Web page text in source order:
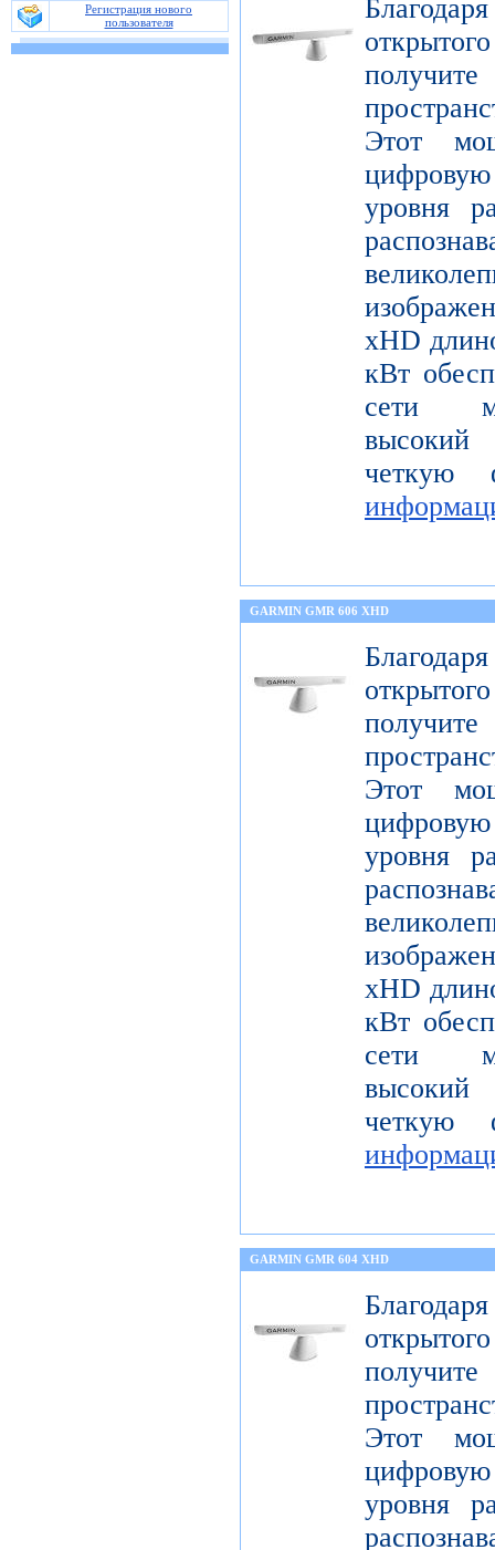
Регистрация нового
пользователя
Этот
уровня
xHD
кВт
сети
высокий
четкую
GARMIN GMR 606 XHD
Этот
уровня
xHD
кВт
сети
высокий
четкую
GARMIN GMR 604 XHD
Этот
уровня